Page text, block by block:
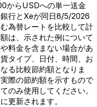
からUSDへの単一送金
行とXeが同日8/5/2026
為替レートを比較して計
は、示された例について
料金を含まない場合があ
タイプ、日付、時間、お
る比較節約額となりま
際の節約額を示すもので
のみ使用してください。
更新されます。